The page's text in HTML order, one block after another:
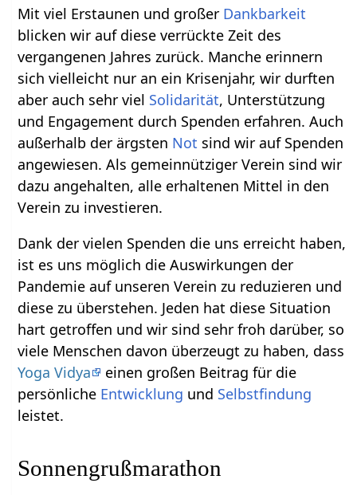
Mit viel Erstaunen und großer Dankbarkeit
blicken wir auf diese verrückte Zeit des
vergangenen Jahres zurück. Manche erinnern
sich vielleicht nur an ein Krisenjahr, wir durften
aber auch sehr viel Solidarität, Unterstützung
und Engagement durch Spenden erfahren. Auch
außerhalb der ärgsten Not sind wir auf Spenden
angewiesen. Als gemeinnütziger Verein sind wir
dazu angehalten, alle erhaltenen Mittel in den
Verein zu investieren.
Dank der vielen Spenden die uns erreicht haben,
ist es uns möglich die Auswirkungen der
Pandemie auf unseren Verein zu reduzieren und
diese zu überstehen. Jeden hat diese Situation
hart getroffen und wir sind sehr froh darüber, so
viele Menschen davon überzeugt zu haben, dass
Yoga Vidya
einen großen Beitrag für die
persönliche Entwicklung und Selbstfindung
leistet.
Sonnengrußmarathon